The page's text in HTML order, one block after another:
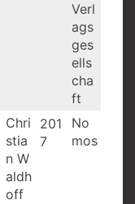
Verl
ags
ges
ells
cha
ft
Chri
stia
n W
aldh
off
201
7
No
mos